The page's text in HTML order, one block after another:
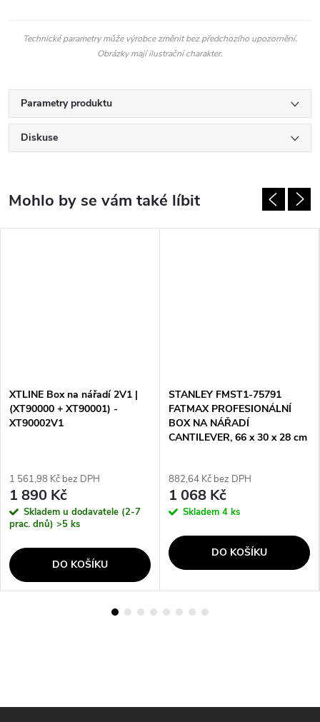
Technické parametry může výrobce změnit bez předchozího upozornění.
Obrázky mají ilustrační charakter.
Parametry produktu
Diskuse
XTLINE Box na nářadí 2V1 |
(XT90000 + XT90001) -
XT90002V1
1 561,98 Kč bez DPH
1 890 Kč
Skladem u dodavatele (2-7
prac. dnů) >5 ks
DO KOŠÍKU
STANLEY FMST1-75791
FATMAX PROFESIONÁLNÍ
BOX NA NÁŘADÍ
CANTILEVER, 66 x 30 x 28 cm
882,64 Kč bez DPH
1 068 Kč
Skladem 4 ks
DO KOŠÍKU